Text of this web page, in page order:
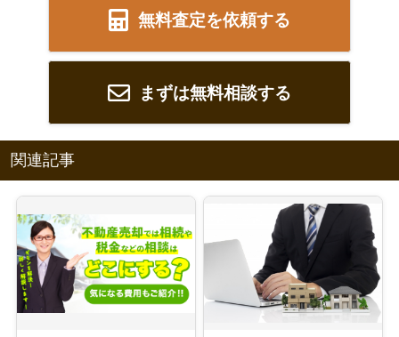
無料査定を依頼する
まずは無料相談する
関連記事